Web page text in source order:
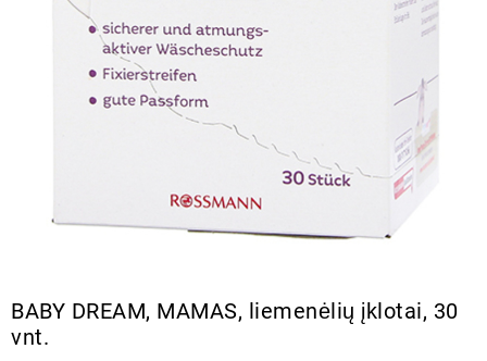
BABY DREAM, MAMAS, liemenėlių įklotai, 30
vnt.